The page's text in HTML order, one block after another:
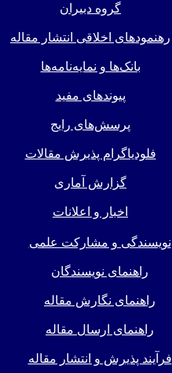
گروه دبیران
رهنمودهای اخلاقی انتشار مقاله
بانک‌ها و نمایه‌‌نامه‌ها
پیوندهای مفید
پرسش‌های رایج
فلودیاگرام پذیرش مقالات
گزارش آماری
اخبار و اعلانات
نویسندگی و مشارکت علمی
راهنمای نویسندگان
راهنمای نگارش مقاله
راهنمای ارسال مقاله
فرآیند پذیرش و انتشار مقاله